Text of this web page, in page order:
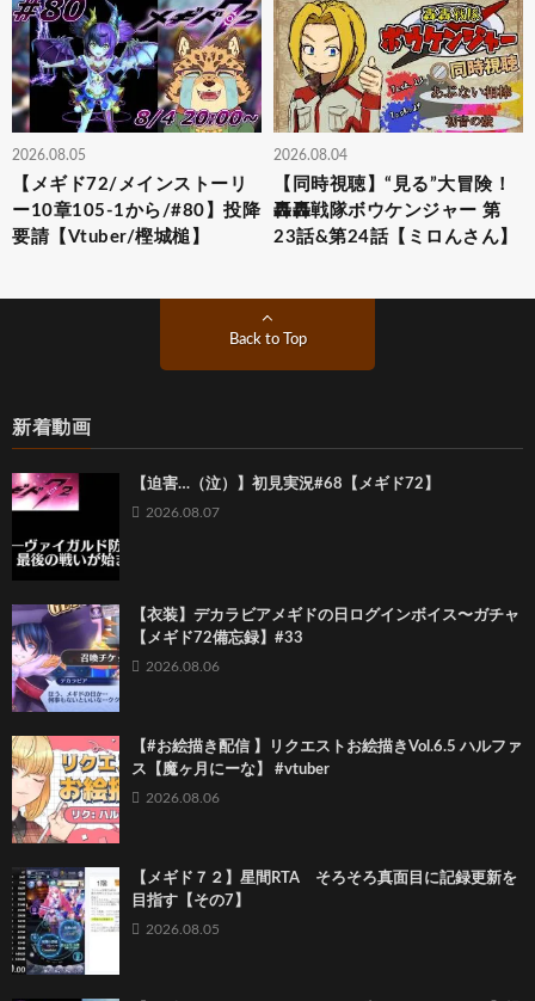
2026.08.05
【メギド72/メインストーリ
ー10章105-1から/#80】投降
要請【Vtuber/樫城槌】
2026.08.04
【同時視聴】“見る”大冒険！
轟轟戦隊ボウケンジャー 第
23話&第24話【ミロんさん】
Back to Top
新着動画
【迫害…（泣）】初見実況#68【メギド72】
2026.08.07
【衣装】デカラビアメギドの日ログインボイス〜ガチャ
【メギド72備忘録】#33
2026.08.06
【#お絵描き配信 】リクエストお絵描きVol.6.5 ハルファ
ス【魔ヶ月にーな】 #vtuber
2026.08.06
【メギド７２】星間RTA そろそろ真面目に記録更新を
目指す【その7】
2026.08.05